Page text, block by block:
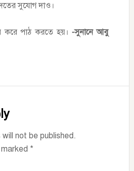
সুযোগ দাও।
করে পাঠ করতে হয়। -সুনানে আবু
not be published.
*